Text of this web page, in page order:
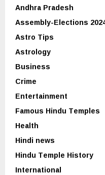
Andhra Pradesh
Assembly-Elections
Astro Tips
Astrology
Business
Crime
Entertainment
Famous Hindu Temples
Health
Hindi news
Hindu Temple History
International